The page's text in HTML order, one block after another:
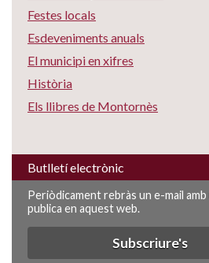
Festes locals
Esdeveniments anuals
El municipi en xifres
Història
Els llibres de Montornès
Butlletí electrònic
Periòdicament rebràs un e-mail
publica en aquest web.
Subscriure's